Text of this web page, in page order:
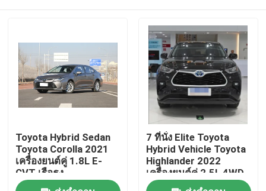
บ้าน
Toyota Hybrid Sedan
Toyota Corolla 2021
เครื่องยนต์คู่ 1.8L E-
CVT เรือธง
7 ที่นั่ง Elite Toyota
Hybrid Vehicle Toyota
Highlander 2022
เครื่องยนต์คู่ 2.5L 4WD